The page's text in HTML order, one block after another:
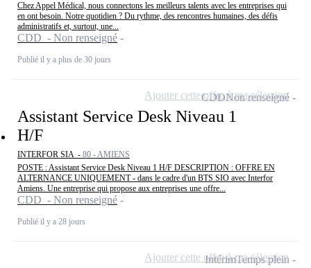
Chez Appel Médical, nous connectons les meilleurs talents avec les entreprises qui
en ont besoin. Notre quotidien ? Du rythme, des rencontres humaines, des défis
administratifs et, surtout, une...
CDD - Non renseigné
Publié il y a plus de 30 jours
Assistant Service Desk Niveau 1
H/F
INTERFOR SIA - 80 - AMIENS
POSTE : Assistant Service Desk Niveau 1 H/F DESCRIPTION : OFFRE EN
ALTERNANCE UNIQUEMENT - dans le cadre d'un BTS SIO avec Interfor
Amiens. Une entreprise qui propose aux entreprises une offre...
CDD - Non renseigné
Publié il y a 28 jours
CDDNon renseigné
Ajouter cette offre à ma sélection
IntérimTemps plein
Ajouter cette offre à ma sélection